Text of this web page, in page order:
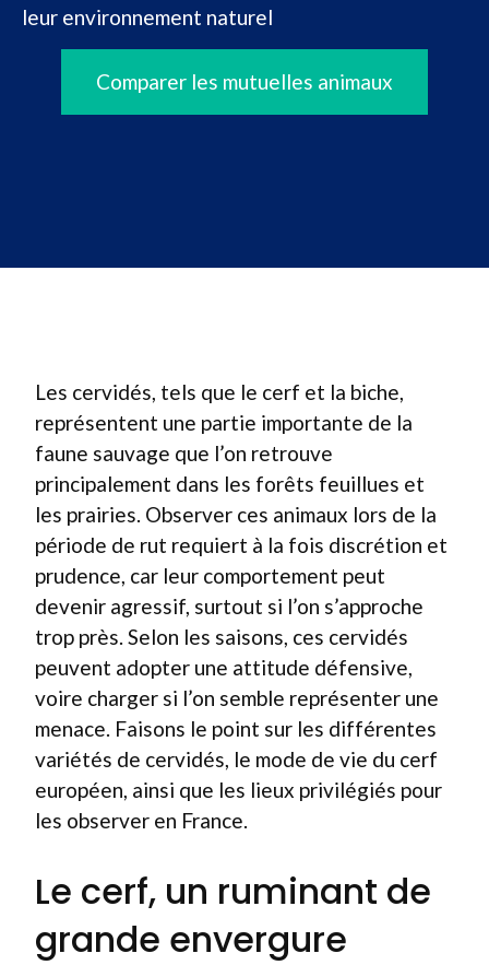
leur environnement naturel
Comparer les mutuelles animaux
Les cervidés, tels que le cerf et la biche,
représentent une partie importante de la
faune sauvage que l’on retrouve
principalement dans les forêts feuillues et
les prairies. Observer ces animaux lors de la
période de rut requiert à la fois discrétion et
prudence, car leur comportement peut
devenir agressif, surtout si l’on s’approche
trop près. Selon les saisons, ces cervidés
peuvent adopter une attitude défensive,
voire charger si l’on semble représenter une
menace. Faisons le point sur les différentes
variétés de cervidés, le mode de vie du cerf
européen, ainsi que les lieux privilégiés pour
les observer en France.
Le cerf, un ruminant de
grande envergure